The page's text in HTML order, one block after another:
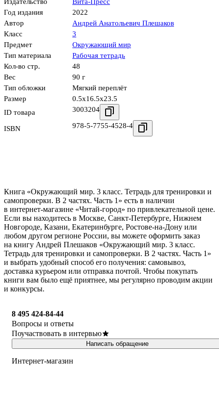
Издательство
Вита-Пресс
Год издания
2022
Автор
Андрей Анатольевич Плешаков
Класс
3
Предмет
Окружающий мир
Тип материала
Рабочая тетрадь
Кол-во стр.
48
Вес
90 г
Тип обложки
Мягкий переплёт
Размер
0.5x16.5x23.5
ID товара
3003204
ISBN 978-5-7755-4528-4
Книга «Окружающий мир. 3 класс. Тетрадь для тренировки и
самопроверки. В 2 частях. Часть 1» есть в наличии
в интернет-магазине «Читай-город» по привлекательной цене.
Если вы находитесь в Москве, Санкт-Петербурге, Нижнем
Новгороде, Казани, Екатеринбурге, Ростове-на-Дону или
любом другом регионе России, вы можете оформить заказ
на книгу Андрей Плешаков «Окружающий мир. 3 класс.
Тетрадь для тренировки и самопроверки. В 2 частях. Часть 1»
и выбрать удобный способ его получения: самовывоз,
доставка курьером или отправка почтой. Чтобы покупать
книги вам было ещё приятнее, мы регулярно проводим акции
и конкурсы.
8 495 424-84-44
Вопросы и ответы
Поучаствовать в интервью
Написать обращение
Интернет-магазин